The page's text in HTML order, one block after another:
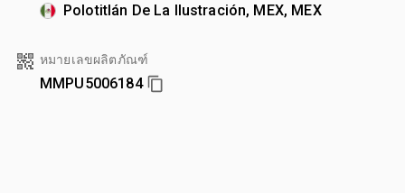
Polotitlán De La Ilustración, MEX, MEX
หมายเลขผลิตภัณฑ์
MMPU5006184